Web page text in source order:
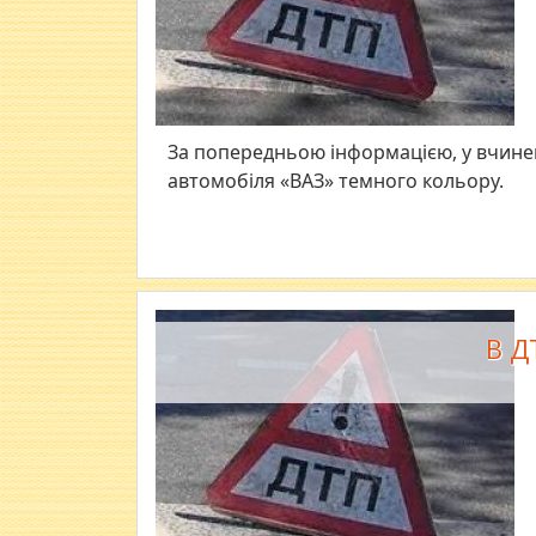
За попередньою інформацією, у
автомобіля «ВАЗ» темного кольору.
В